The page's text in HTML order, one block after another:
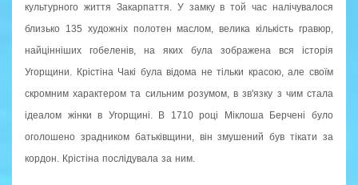
культурного життя Закарпаття. У замку в той час налічувалося
близько 135 художніх полотен маслом, велика кількість гравюр,
найцінніших гобеленів, на яких була зображена вся історія
Угорщини. Крістіна Чакі була відома не тільки красою, але своїм
скромним характером та сильним розумом, в зв'язку з чим стала
ідеалом жінки в Угорщині. В 1710 році Міклоша Берчені було
оголошено зрадником батьківщини, він змушений був тікати за
кордон. Крістіна послідувала за ним.